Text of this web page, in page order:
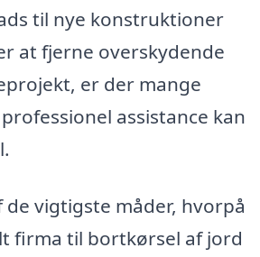
til nye konstruktioner
at fjerne overskydende
er der mange
assistance kan
de vigtigste måder, hvorpå
firma til bortkørsel af jord